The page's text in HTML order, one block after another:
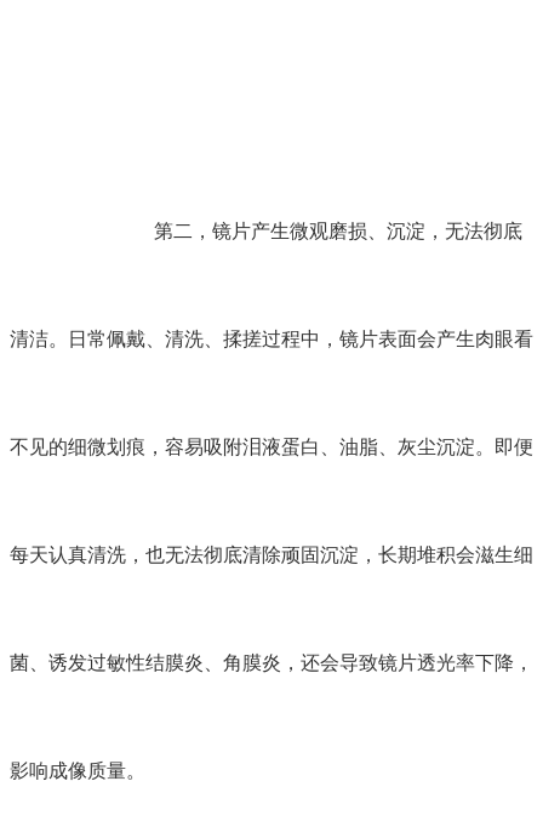
第二，镜片产生微观磨损、沉淀，无法彻底
清洁。日常佩戴、清洗、揉搓过程中，镜片表面会产生肉眼看
不见的细微划痕，容易吸附泪液蛋白、油脂、灰尘沉淀。即便
每天认真清洗，也无法彻底清除顽固沉淀，长期堆积会滋生细
菌、诱发过敏性结膜炎、角膜炎，还会导致镜片透光率下降，
影响成像质量。